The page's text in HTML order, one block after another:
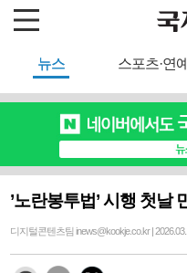
뉴스 스포츠·연예
’노란봉투법’ 시행 첫날
디지털콘텐츠팀 inews@kookje.co.kr |